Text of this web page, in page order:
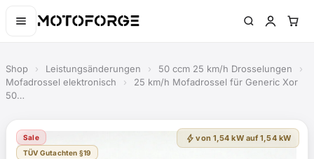
Shop › Leistungsänderungen › 50 ccm 25 km/h Drosselungen
›
Mofadrossel elektronisch
›
25 km/h Mofadrossel für Generic Xor
50…
Sale
TÜV Gutachten §19
boltvon 1,54 kW auf 1,54 kW